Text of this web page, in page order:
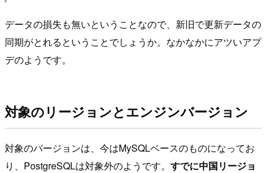
データの損失も無いということなので、新旧で更新データの
同期がとれるということでしょうか。なかなかにアツいアプ
デのようです。
対象のリージョンとエンジンバージョン
対象のバージョンは、今はMySQLベースのものになってお
り、PostgreSQLは対象外のようです。 すでに中国リージョ